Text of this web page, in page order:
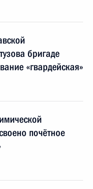
бригаде
«гвардейская»
почётное